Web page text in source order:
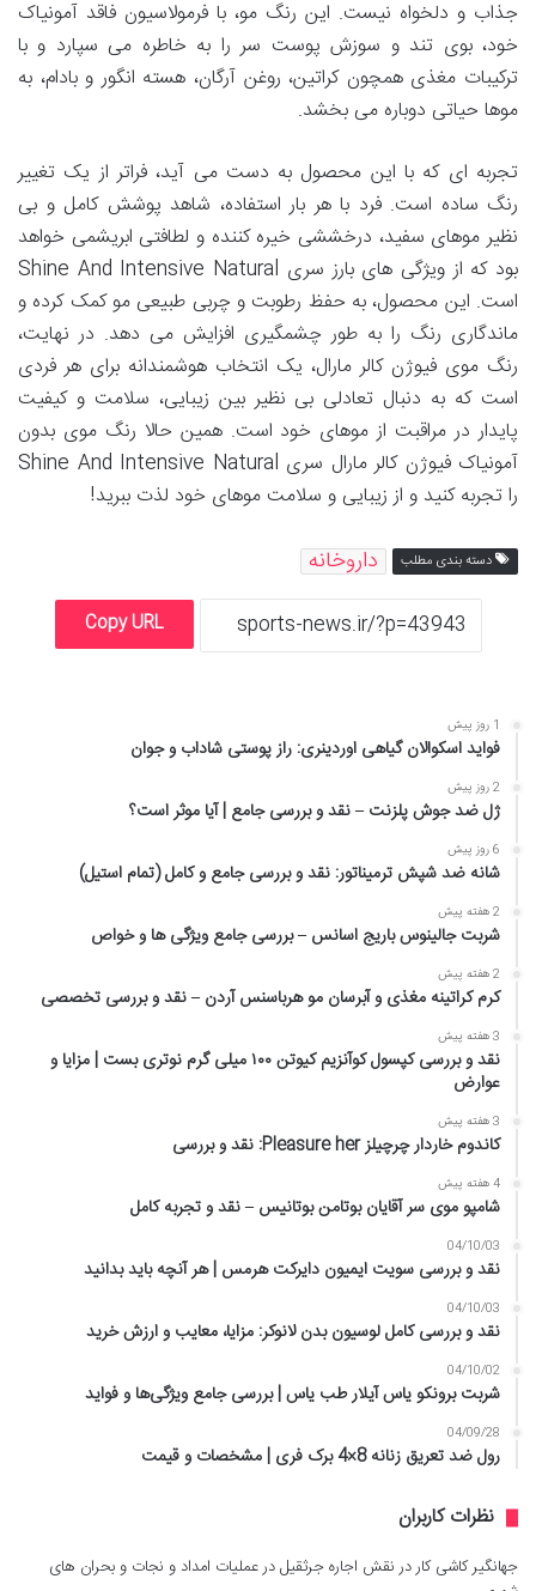
جذاب و دلخواه نیست. این رنگ مو، با فرمولاسیون فاقد آمونیاک
خود، بوی تند و سوزش پوست سر را به خاطره می سپارد و با
ترکیبات مغذی همچون کراتین، روغن آرگان، هسته انگور و بادام، به
موها حیاتی دوباره می بخشد.
تجربه ای که با این محصول به دست می آید، فراتر از یک تغییر
رنگ ساده است. فرد با هر بار استفاده، شاهد پوشش کامل و بی
نظیر موهای سفید، درخششی خیره کننده و لطافتی ابریشمی خواهد
بود که از ویژگی های بارز سری Shine And Intensive Natural
است. این محصول، به حفظ رطوبت و چربی طبیعی مو کمک کرده و
ماندگاری رنگ را به طور چشمگیری افزایش می دهد. در نهایت،
رنگ موی فیوژن کالر مارال، یک انتخاب هوشمندانه برای هر فردی
است که به دنبال تعادلی بی نظیر بین زیبایی، سلامت و کیفیت
پایدار در مراقبت از موهای خود است. همین حالا رنگ موی بدون
آمونیاک فیوژن کالر مارال سری Shine And Intensive Natural
را تجربه کنید و از زیبایی و سلامت موهای خود لذت ببرید!
دسته بندی مطلب داروخانه
Copy URL
1 روز پیش
فواید اسکوالان گیاهی اوردینری: راز پوستی شاداب و جوان
2 روز پیش
ژل ضد جوش پلزنت – نقد و بررسی جامع | آیا موثر است؟
6 روز پیش
شانه ضد شپش ترمیناتور: نقد و بررسی جامع و کامل (تمام استیل)
2 هفته پیش
شربت جالینوس باریج اسانس – بررسی جامع ویژگی ها و خواص
2 هفته پیش
کرم کراتینه مغذی و آبرسان مو هرباسنس آردن – نقد و بررسی تخصصی
3 هفته پیش
نقد و بررسی کپسول کوآنزیم کیوتن ۱۰۰ میلی گرم نوتری بست | مزایا و
عوارض
3 هفته پیش
کاندوم خاردار چرچیلز Pleasure her: نقد و بررسی
4 هفته پیش
شامپو موی سر آقایان بوتامن بوتانیس – نقد و تجربه کامل
04/10/03
نقد و بررسی سویت ایمیون دایرکت هرمس | هر آنچه باید بدانید
04/10/03
نقد و بررسی کامل لوسیون بدن لانوکر: مزایا، معایب و ارزش خرید
04/10/02
شربت برونکو یاس آیلار طب یاس | بررسی جامع ویژگی‌ها و فواید
04/09/28
رول ضد تعریق زنانه 8×4 برک فری | مشخصات و قیمت
نظرات کاربران
جهانگیر کاشی کاردرنقش اجاره جرثقیل در عملیات امداد و نجات و بحران های